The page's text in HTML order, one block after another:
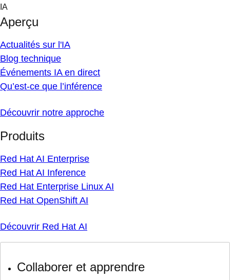
Skip
content
IA
Aperçu
Actualités sur l'IA
Blog technique
Événements IA en direct
Qu’est-ce que l’inférence
Découvrir notre approche
Produits
Red Hat AI Enterprise
Red Hat AI Inference
Red Hat Enterprise Linux AI
Red Hat OpenShift AI
Découvrir Red Hat AI
Collaborer et apprendre